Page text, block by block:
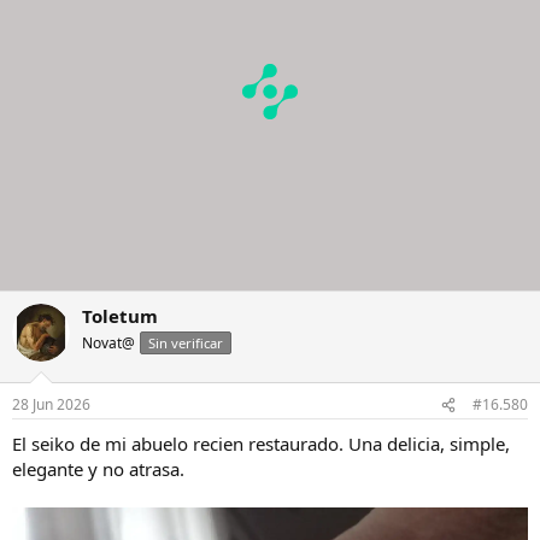
Toletum
Novat@ Sin verificar
28 Jun 2026 #16.580
El seiko de mi abuelo recien restaurado. Una delicia, simple,
elegante y no atrasa.